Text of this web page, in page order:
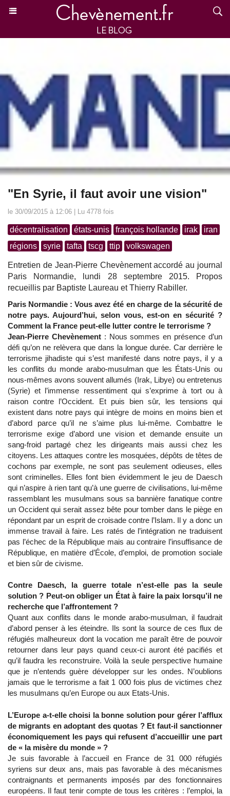
"En Syrie, il faut avoir une vision"
le 30/09/2015 à 12:06 | Lu 4778 fois
décentralisation états-unis françois hollande irak
iran
régions
syrie tafta tscg ttip volkswagen
Entretien de Jean-Pierre Chevènement accordé au journal
Paris Normandie, lundi 28 septembre 2015. Propos
recueillis par Baptiste Laureau et Thierry Rabiller.
Paris Normandie : Vous avez été en charge de la sécurité de
notre pays. Aujourd’hui, selon vous, est-on en sécurité ?
Comment la France peut-elle lutter contre le terrorisme ?
Jean-Pierre Chevènement : Nous sommes en présence d’un
défi qu’on ne relèvera que dans la longue durée. Car derrière le
terrorisme jihadiste qui s’est manifesté dans notre pays, il y a
les conflits du monde arabo-musulman que les États-Unis ou
nous-mêmes avons souvent allumés (Irak, Libye) ou entretenus
(Syrie) et l’immense ressentiment qui s’exprime à tort ou à
raison contre l’Occident. Et puis bien sûr, les tensions qui
existent dans notre pays qui intègre de moins en moins bien et
d’abord parce qu’il ne s’aime plus lui-même. Combattre le
terrorisme exige d’abord une vision et demande ensuite un
sang-froid partagé chez les dirigeants mais aussi chez les
citoyens. Les attaques contre les mosquées, dépôts de têtes de
cochons par exemple, ne sont pas seulement odieuses, elles
sont criminelles. Elles font bien évidemment le jeu de Daesch
qui n’aspire à rien tant qu’à une guerre de civilisations, lui-même
rassemblant les musulmans sous sa bannière fanatique contre
un Occident qui serait assez bête pour tomber dans le piège en
répondant par un esprit de croisade contre l’Islam. Il y a donc un
immense travail à faire. Les ratés de l’intégration ne traduisent
pas l’échec de la République mais au contraire l’insuffisance de
République, en matière d’École, d’emploi, de promotion sociale
et bien sûr de civisme.
Contre Daesch, la guerre totale n’est-elle pas la seule
solution ? Peut-on obliger un État à faire la paix lorsqu’il ne
recherche que l’affrontement ?
Quant aux conflits dans le monde arabo-musulman, il faudrait
d’abord penser à les éteindre. Ils sont la source de ces flux de
réfugiés malheureux dont la vocation me paraît être de pouvoir
retourner dans leur pays quand ceux-ci auront été pacifiés et
qu’il faudra les reconstruire. Voilà la seule perspective humaine
que je n’entends guère développer sur les ondes. N’oublions
jamais que le terrorisme a fait 1 000 fois plus de victimes chez
les musulmans qu’en Europe ou aux Etats-Unis.
L’Europe a-t-elle choisi la bonne solution pour gérer l’afflux
de migrants en adoptant des quotas ? Et faut-il sanctionner
économiquement les pays qui refusent d’accueillir une part
de « la misère du monde » ?
Je suis favorable à l’accueil en France de 31 000 réfugiés
syriens sur deux ans, mais pas favorable à des mécanismes
contraignants et permanents imposés par des fonctionnaires
européens. Il faut tenir compte de tous les critères : l’emploi, la